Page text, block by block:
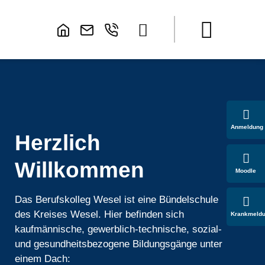
Herzlich
Willkommen
Das Berufskolleg Wesel ist eine Bündelschule
des Kreises Wesel. Hier befinden sich
kaufmännische, gewerblich-technische, sozial-
und gesundheitsbezogene Bildungsgänge unter
einem Dach:
Anmeldung
Moodle